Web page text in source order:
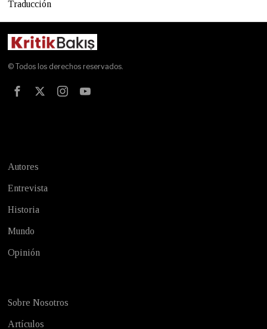
Traducción
© Todos los derechos reservados.
Autores
Entrevista
Historia
Mundo
Opinión
Sobre Nosotros
Artículos